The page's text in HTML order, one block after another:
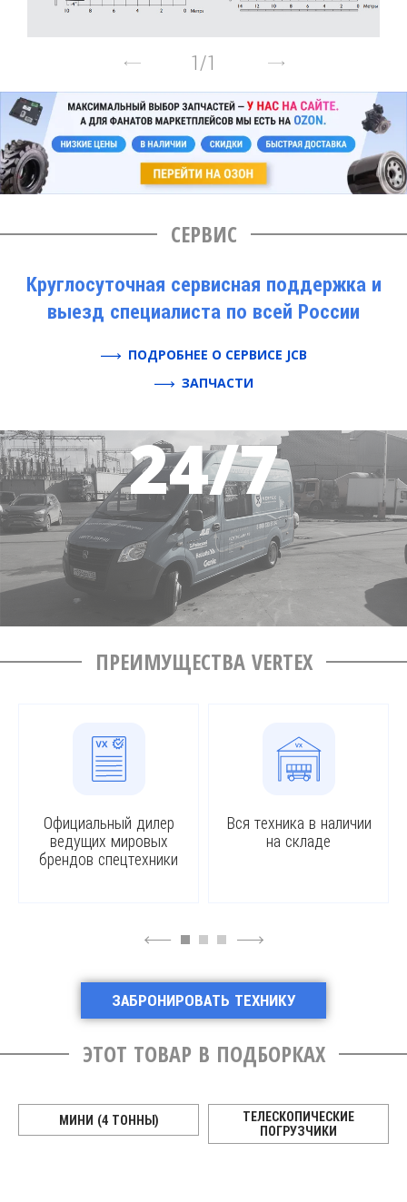
1/1
СЕРВИС
Круглосуточная сервисная поддержка и
выезд специалиста по всей России
ПОДРОБНЕЕ О СЕРВИСЕ JCB
ЗАПЧАСТИ
ПРЕИМУЩЕСТВА VERTEX
Официальный дилер
ведущих мировых
брендов спецтехники
Вся техника в наличии
на складе
4 6
ЗАБРОНИРОВАТЬ ТЕХНИКУ
ЭТОТ ТОВАР В ПОДБОРКАХ
МИНИ (4 ТОННЫ)
ТЕЛЕСКОПИЧЕСКИЕ
ПОГРУЗЧИКИ